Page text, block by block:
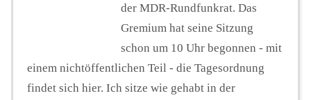
der MDR-Rundfunkrat. Das
Gremium hat seine Sitzung
schon um 10 Uhr begonnen - mit
einem nichtöffentlichen Teil - die Tagesordnung
findet sich hier. Ich sitze wie gehabt in der